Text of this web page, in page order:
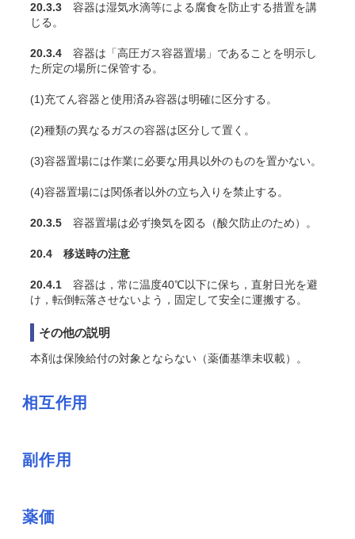
20.3.3 容器は湿気水滴等による腐食を防止する措置を講
じる。
20.3.4 容器は「高圧ガス容器置場」であることを明示し
た所定の場所に保管する。
(1)充てん容器と使用済み容器は明確に区分する。
(2)種類の異なるガスの容器は区分して置く。
(3)容器置場には作業に必要な用具以外のものを置かない。
(4)容器置場には関係者以外の立ち入りを禁止する。
20.3.5 容器置場は必ず換気を図る（酸欠防止のため）。
20.4 移送時の注意
20.4.1 容器は，常に温度40℃以下に保ち，直射日光を避
け，転倒転落させないよう，固定して安全に運搬する。
その他の説明
本剤は保険給付の対象とならない（薬価基準未収載）。
相互作用
副作用
薬価